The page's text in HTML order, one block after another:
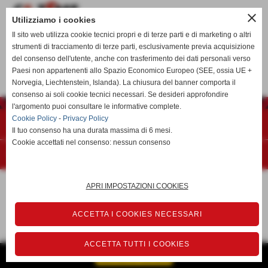
calcioa5time@gmail.com
Privacy Policy
close
Utilizziamo i cookies
Il sito web utilizza cookie tecnici propri e di terze parti e di marketing o altri
strumenti di tracciamento di terze parti, esclusivamente previa acquisizione
del consenso dell'utente, anche con trasferimento dei dati personali verso
Paesi non appartenenti allo Spazio Economico Europeo (SEE, ossia UE +
Norvegia, Liechtenstein, Islanda). La chiusura del banner comporta il
consenso ai soli cookie tecnici necessari. Se desideri approfondire
l'argomento puoi consultare le informative complete.
Cookie Policy - Privacy Policy
Il tuo consenso ha una durata massima di 6 mesi.
Cookie accettati nel consenso: nessun consenso
APRI IMPOSTAZIONI COOKIES
ACCETTA I COOKIES NECESSARI
ACCETTA TUTTI I COOKIES
GESTISCI IL TUO SITO